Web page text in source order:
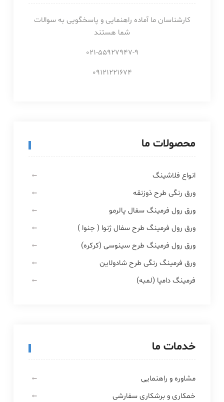
کارشناسان ما آماده راهنمایی و پاسخگویی به سوالات
شما هستند
021-55927947-9
09121221674
محصولات ما
انواع فلاشینگ
ورق رنگی طرح ذوزنقه
ورق رول فرمینگ سفال پالرمو
ورق رول فرمینگ طرح سفال ژنوا ( جنوا )
ورق رول فرمینگ طرح سینوسی (کرکره)
ورق فرمینگ رنگی طرح شادولاین
فرمینگ دامپا (لمبه)
خدمات ما
مشاوره و راهنمایی
خمکاری و برشکاری سفارشی